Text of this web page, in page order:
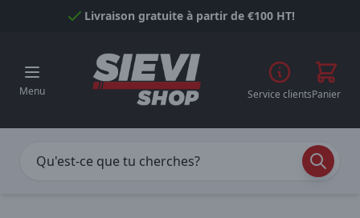
Passer au contenuLivraison gratuite à partir de €100 HT!
Menu Service clientsPanier